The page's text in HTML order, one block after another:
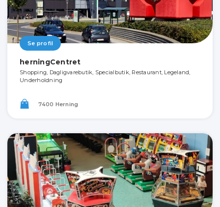
Se profil
herningCentret
Shopping, Dagligvarebutik, Specialbutik, Restaurant, Legeland,
Underholdning
7400 Herning